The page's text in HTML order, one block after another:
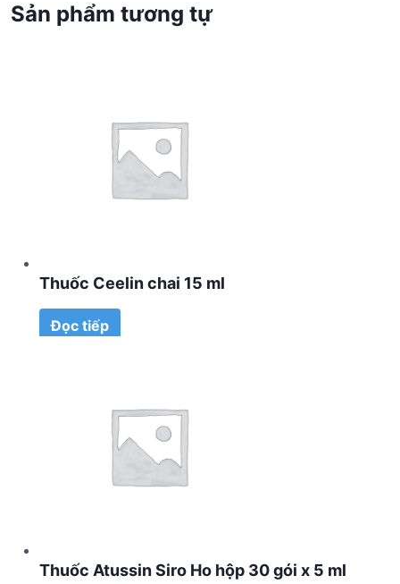
Sản phẩm tương tự
Thuốc Ceelin chai 15 ml
Đọc tiếp
Thuốc Atussin Siro Ho hộp 30 gói x 5 ml